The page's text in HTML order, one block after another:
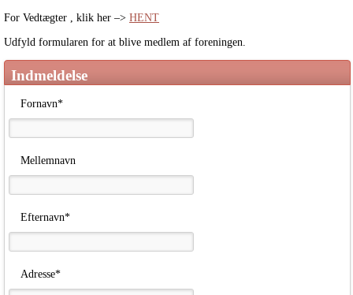
For Vedtægter , klik her –> HENT
Udfyld formularen for at blive medlem af foreningen.
Indmeldelse
Fornavn*
Mellemnavn
Efternavn*
Adresse*